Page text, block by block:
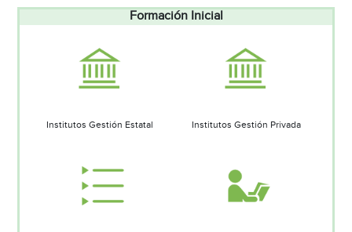
Formación Inicial
Institutos Gestión Estatal Institutos Gestión Privada